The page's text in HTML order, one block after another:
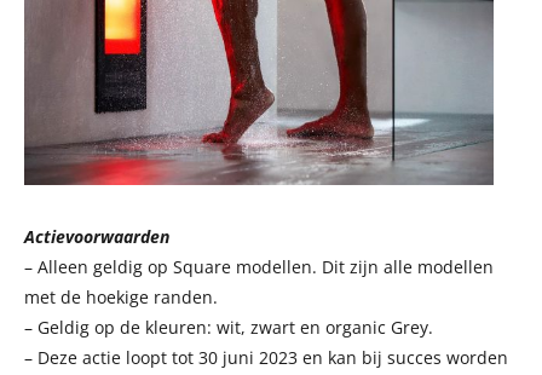
Actievoorwaarden
– Alleen geldig op Square modellen. Dit zijn alle modellen
met de hoekige randen.
– Geldig op de kleuren: wit, zwart en organic Grey.
– Deze actie loopt tot 30 juni 2023 en kan bij succes worden